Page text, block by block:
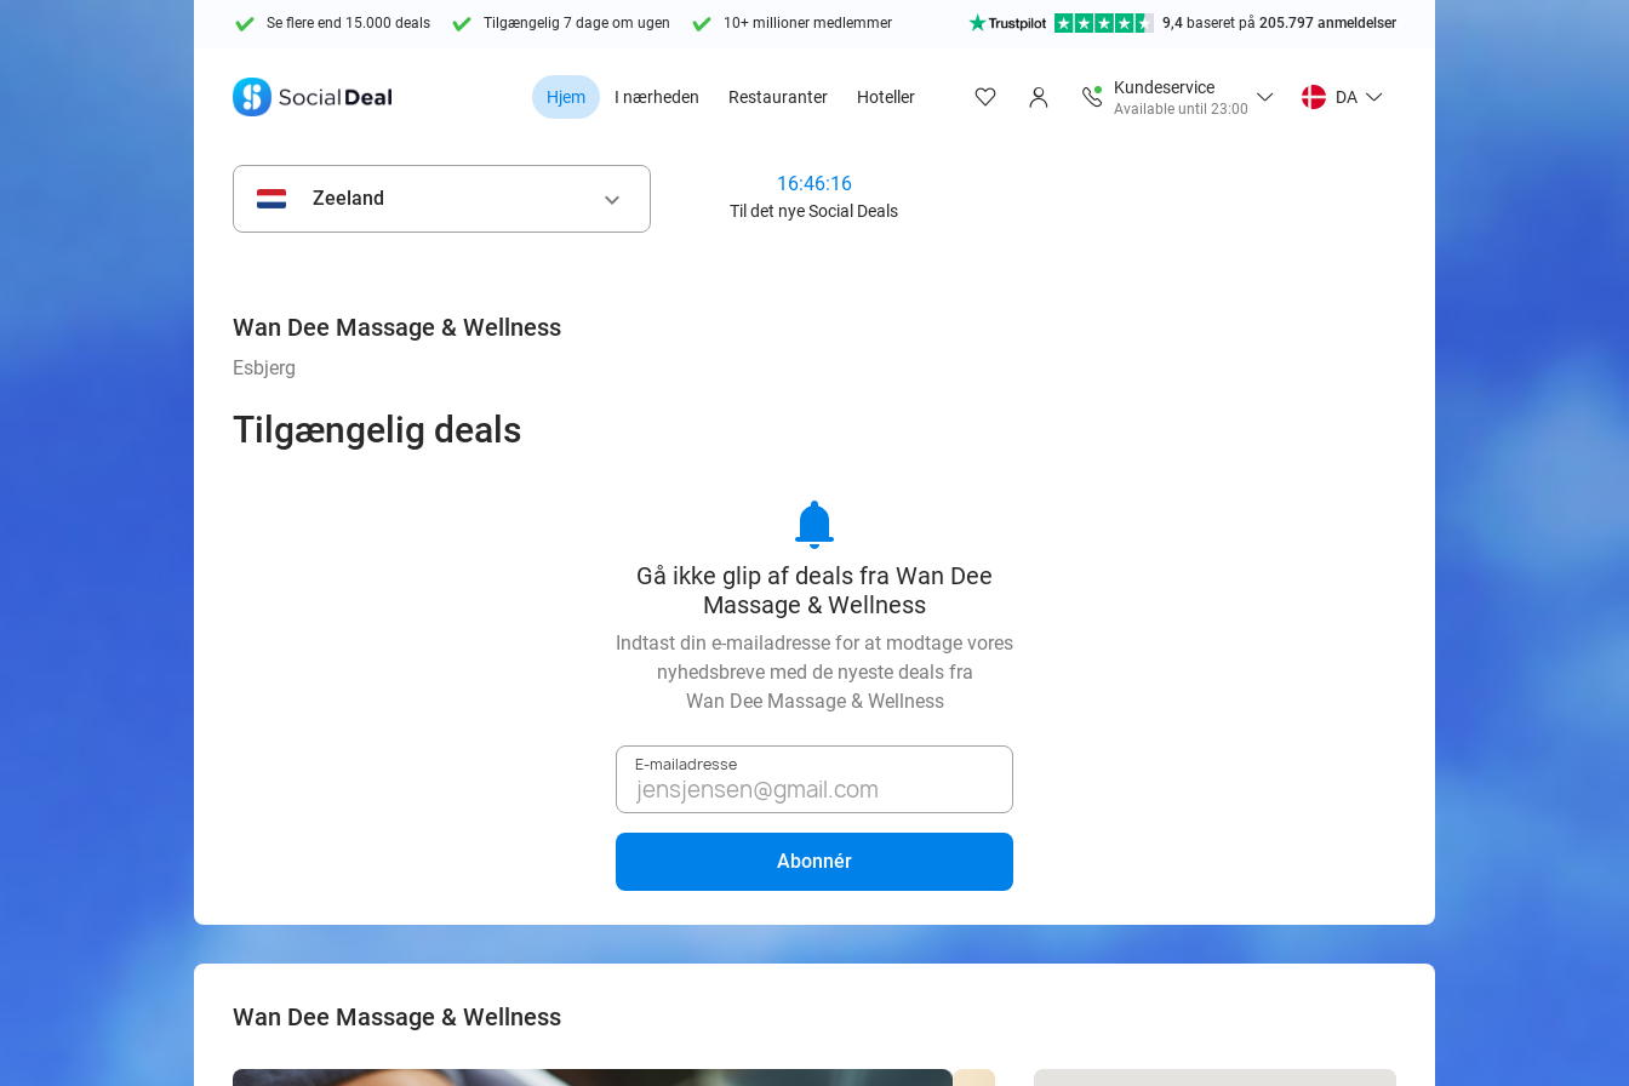
Se flere end 15.000 deals Tilgængelig 7 dage om ugen 10+ millioner medlemmer 9,4 baseret på 205.797 anmeldelser
Hjem I nærheden Restauranter Hoteller
Kundeservice
Available until 23:00
DA
Zeeland keyboard_arrow_down
16:46:15
Til det nye Social Deals
Wan Dee Massage & Wellness
Esbjerg
Tilgængelig deals
notifications
Gå ikke glip af deals fra Wan Dee
Massage & Wellness
Indtast din e-mailadresse for at modtage vores
nyhedsbreve med de nyeste deals fra
Wan Dee Massage & Wellness
E-mailadresse
Abonnér
Wan Dee Massage & Wellness